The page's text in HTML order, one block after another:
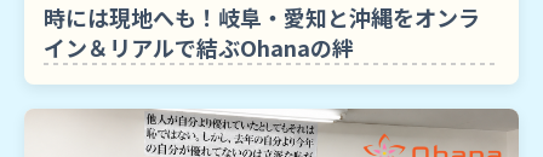
時には現地へも！岐阜・愛知と沖縄をオンラ
イン＆リアルで結ぶOhanaの絆